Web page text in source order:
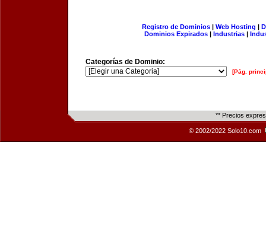
Registro de Dominios| Web Hosting |
Dominios Expirados | Industrias |
Categorías de Dominio:
[Pág.
** Precios
© 2002/2022 Solo10.com